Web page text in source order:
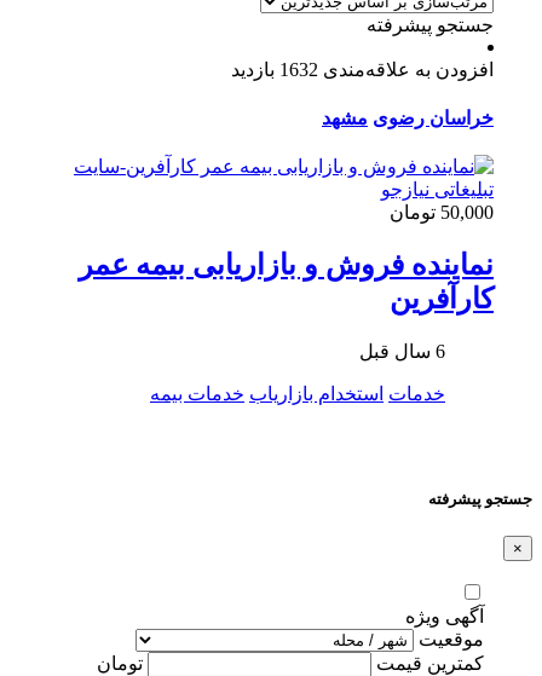
جستجو پیشرفته
افزودن به علاقه‌مندی 1632 بازدید
خراسان رضوی مشهد
50,000 تومان
نماینده فروش و بازاریابی بیمه عمر
کارآفرین
6 سال قبل
خدمات استخدام بازاریاب خدمات بیمه
جستجو پیشرفته
×
آگهی ویژه
موقعیت
کمترین قیمت
تومان